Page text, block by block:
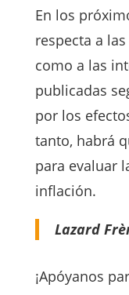
En los
respecta a
como a las
publicadas
por los
tanto, habrá
para evaluar
inflación.
Lazard
¡Apóyanos